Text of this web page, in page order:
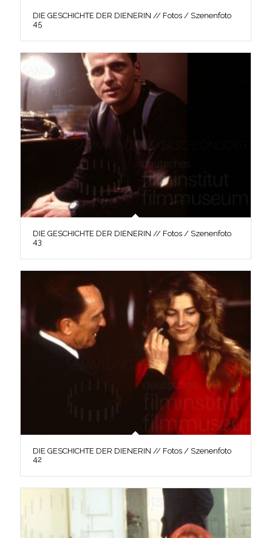
DIE GESCHICHTE DER DIENERIN // Fotos / Szenenfoto
45
DIE GESCHICHTE DER DIENERIN // Fotos / Szenenfoto
43
DIE GESCHICHTE DER DIENERIN // Fotos / Szenenfoto
42